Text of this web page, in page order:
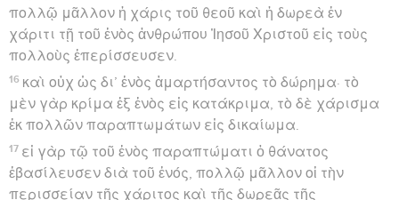
πολλῷ μᾶλλον ἡ χάρις τοῦ θεοῦ καὶ ἡ δωρεὰ ἐν
χάριτι τῇ τοῦ ἑνὸς ἀνθρώπου Ἰησοῦ Χριστοῦ εἰς τοὺς
πολλοὺς ἐπερίσσευσεν.
16 καὶ οὐχ ὡς δι’ ἑνὸς ἁμαρτήσαντος τὸ δώρημα· τὸ
μὲν γὰρ κρίμα ἐξ ἑνὸς εἰς κατάκριμα, τὸ δὲ χάρισμα
ἐκ πολλῶν παραπτωμάτων εἰς δικαίωμα.
17 εἰ γὰρ τῷ τοῦ ἑνὸς παραπτώματι ὁ θάνατος
ἐβασίλευσεν διὰ τοῦ ἑνός, πολλῷ μᾶλλον οἱ τὴν
περισσείαν τῆς χάριτος καὶ τῆς δωρεᾶς τῆς